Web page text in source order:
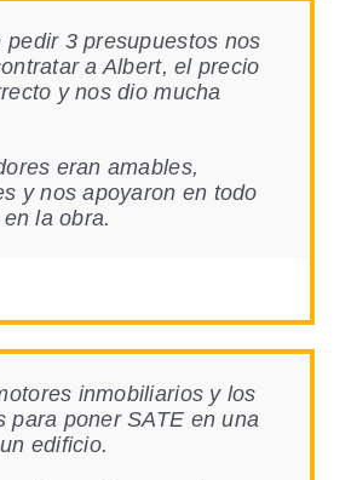
pedir 3 presupuestos nos
a Albert, el precio
y nos dio mucha
eran amables,
y nos apoyaron en todo
la obra.
inmobiliarios y los
para poner SATE en una
edificio.